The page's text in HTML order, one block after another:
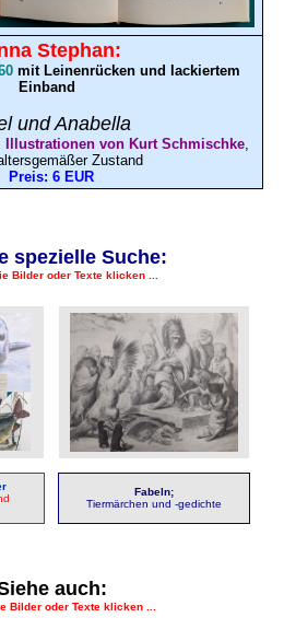
Stephan:
mit Leinenrücken und lackiertem
Einband
und Anabella
Illustrationen von Kurt Schmischke,
Zustand
Preis: 6 EUR
spezielle Suche:
Bilder oder Texte klicken ...
Fabeln;
Tiermärchen und -gedichte
auch:
Bilder oder Texte klicken ...